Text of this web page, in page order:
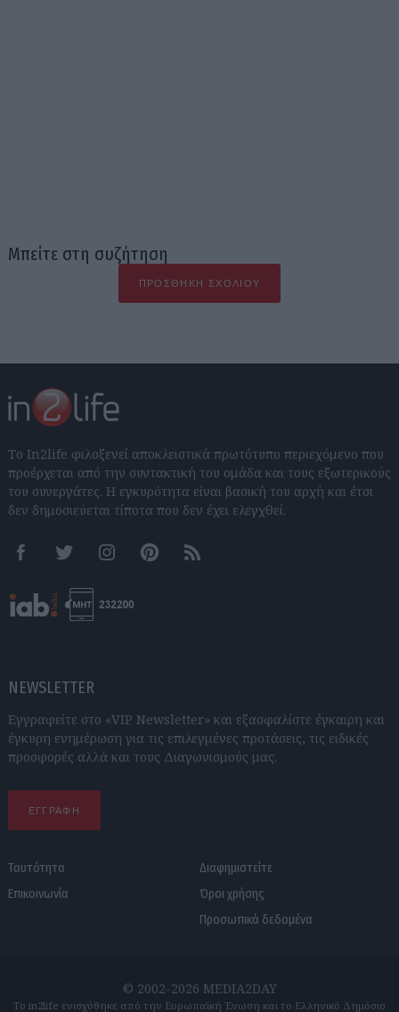
Μπείτε στη συζήτηση
ΠΡΟΣΘΉΚΗ ΣΧΟΛΊΟΥ
Το In2life φιλοξενεί αποκλειστικά πρωτότυπο περιεχόμενο που
προέρχεται από την συντακτική του ομάδα και τους εξωτερικούς
του συνεργάτες. Η εγκυρότητα είναι βασική του αρχή και έτσι
δεν δημοσιεύεται τίποτα που δεν έχει ελεγχθεί.
FacebookTwitter InstagramPinterestRSS feeds
NEWSLETTER
Εγγραφείτε στο «VIP Newsletter» και εξασφαλίστε έγκαιρη και
έγκυρη ενημέρωση για τις επιλεγμένες προτάσεις, τις ειδικές
προσφορές αλλά και τους Διαγωνισμούς μας.
ΕΓΓΡΑΦΗ
Ταυτότητα
Επικοινωνία
Διαφημιστείτε
Όροι χρήσης
Προσωπικά δεδομένα
© 2002-2026 MEDIA2DAY
Το in2life ενισχύθηκε από την Ευρωπαϊκή Ένωση και το Ελληνικό Δημόσιο